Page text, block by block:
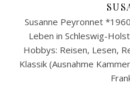
Susanne Peyronnet
Leben in Schleswig-
Hobbys: Reisen, Lesen,
Klassik (Ausnahme